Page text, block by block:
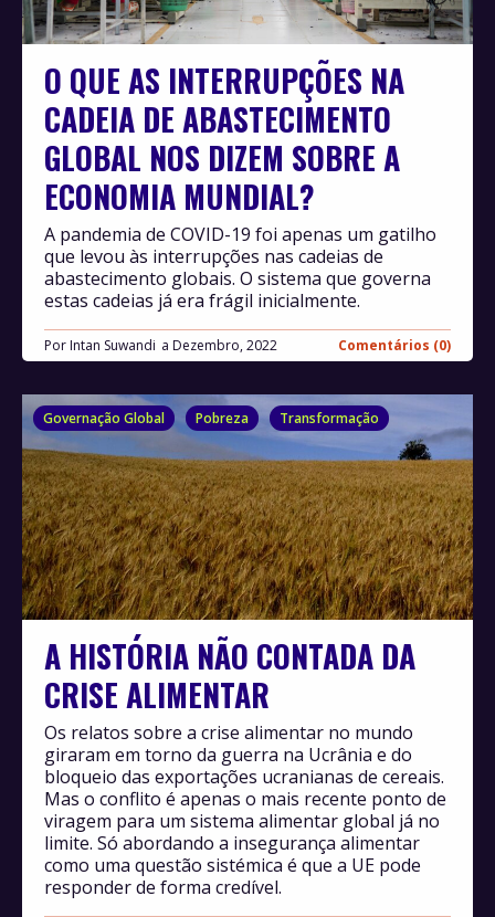
O QUE AS INTERRUPÇÕES NA
CADEIA DE ABASTECIMENTO
GLOBAL NOS DIZEM SOBRE A
ECONOMIA MUNDIAL?
Por Intan Suwandi Dezembro, 2022 Comentários (0)
A pandemia de COVID-19 foi apenas um gatilho
que levou às interrupções nas cadeias de
abastecimento globais. O sistema que governa
estas cadeias já era frágil inicialmente.
Governação Global Pobreza Transformação
A HISTÓRIA NÃO CONTADA DA
CRISE ALIMENTAR
Os relatos sobre a crise alimentar no mundo
giraram em torno da guerra na Ucrânia e do
bloqueio das exportações ucranianas de cereais.
Mas o conflito é apenas o mais recente ponto de
viragem para um sistema alimentar global já no
limite. Só abordando a insegurança alimentar
como uma questão sistémica é que a UE pode
responder de forma credível.